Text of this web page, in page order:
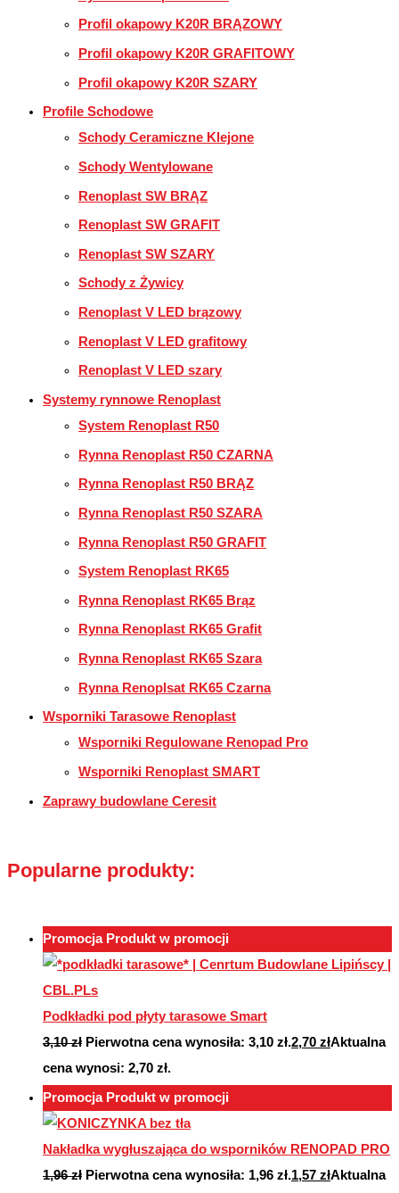
Profil okapowy K20R BRĄZOWY
Profil okapowy K20R GRAFITOWY
Profil okapowy K20R SZARY
Profile Schodowe
Schody Ceramiczne Klejone
Schody Wentylowane
Renoplast SW BRĄZ
Renoplast SW GRAFIT
Renoplast SW SZARY
Schody z Żywicy
Renoplast V LED brązowy
Renoplast V LED grafitowy
Renoplast V LED szary
Systemy rynnowe Renoplast
System Renoplast R50
Rynna Renoplast R50 CZARNA
Rynna Renoplast R50 BRĄZ
Rynna Renoplast R50 SZARA
Rynna Renoplast R50 GRAFIT
System Renoplast RK65
Rynna Renoplast RK65 Brąz
Rynna Renoplast RK65 Grafit
Rynna Renoplast RK65 Szara
Rynna Renoplsat RK65 Czarna
Wsporniki Tarasowe Renoplast
Wsporniki Regulowane Renopad Pro
Wsporniki Renoplast SMART
Zaprawy budowlane Ceresit
Popularne produkty:
Promocja Produkt w promocji
Podkładki pod płyty tarasowe Smart
3,10zł Pierwotna cena wynosiła: 3,10 zł.2,70 złAktualna
cena wynosi: 2,70 zł.
Promocja Produkt w promocji
Nakładka wygłuszająca do wsporników RENOPAD PRO
1,96zł Pierwotna cena wynosiła: 1,96 zł.1,57 złAktualna